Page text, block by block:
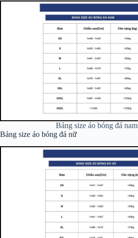
Bảng size áo bóng đá nam
Bảng size áo bóng đá nữ